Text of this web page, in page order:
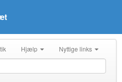
Hjælp Nyttige links